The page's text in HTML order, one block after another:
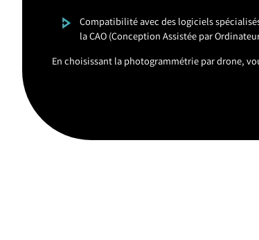
Compatibilité avec des logiciels
la CAO (Conception Assistée par
En choisissant la photogrammétrie par drone,